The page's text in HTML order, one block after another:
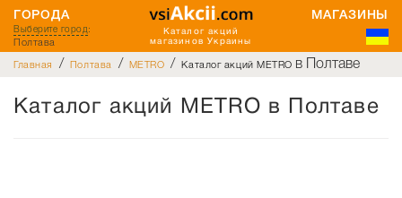
Каталог акций
магазинов Украины
ГОРОДА МАГАЗИНЫ
Выберите город:
Полтава
Главная / Полтава / METRO / Каталог акций METRO в Полтаве
Каталог акций METRO в Полтаве